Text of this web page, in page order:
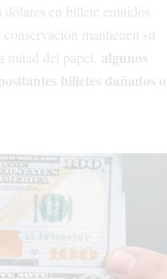
en billete emitidos
mantienen su
mitad del papel, algunos
billetes dañados o